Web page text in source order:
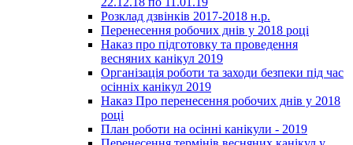
Розклад дзвінків 2017-2018 н.р.
Перенесення робочих днів у 2018 році
Наказ про підготовку та проведення
весняних канікул 2019
Організація роботи та заходи безпеки під час
осінніх канікул 2019
Наказ Про перенесення робочих днів у 2018
році
План роботи на осінні канікули - 2019